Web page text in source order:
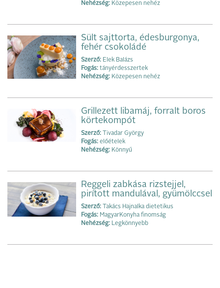
Nehézség: Közepesen nehéz
Sült sajttorta, édesburgonya,
fehér csokoládé
Szerző: Elek Balázs
Fogás: tányérdesszertek
Nehézség: Közepesen nehéz
Grillezett libamáj, forralt boros
körtekompót
Szerző: Tivadar György
Fogás: előételek
Nehézség: Könnyű
Reggeli zabkása rizstejjel,
pirított mandulával, gyümölccsel
Szerző: Takács Hajnalka dietetikus
Fogás: MagyarKonyha finomság
Nehézség: Legkönnyebb